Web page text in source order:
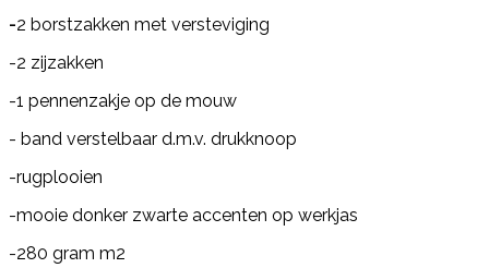
-2 borstzakken met versteviging
-2 zijzakken
-1 pennenzakje op de mouw
- band verstelbaar d.m.v. drukknoop
-rugplooien
-mooie donker zwarte accenten op werkjas
-280 gram m2